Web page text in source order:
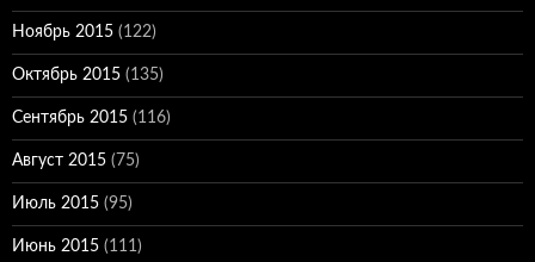
Ноябрь 2015 (122)
Октябрь 2015 (135)
Сентябрь 2015 (116)
Август 2015 (75)
Июль 2015 (95)
Июнь 2015 (111)